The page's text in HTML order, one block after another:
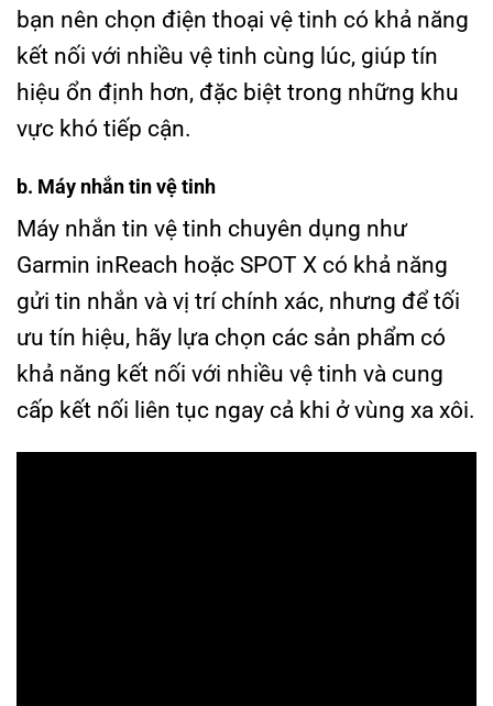
bạn nên chọn điện thoại vệ tinh có khả năng
kết nối với nhiều vệ tinh cùng lúc, giúp tín
hiệu ổn định hơn, đặc biệt trong những khu
vực khó tiếp cận.
b. Máy nhắn tin vệ tinh
Máy nhắn tin vệ tinh chuyên dụng như
Garmin inReach hoặc SPOT X có khả năng
gửi tin nhắn và vị trí chính xác, nhưng để tối
ưu tín hiệu, hãy lựa chọn các sản phẩm có
khả năng kết nối với nhiều vệ tinh và cung
cấp kết nối liên tục ngay cả khi ở vùng xa xôi.